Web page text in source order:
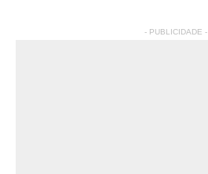
- PUBLICIDADE -